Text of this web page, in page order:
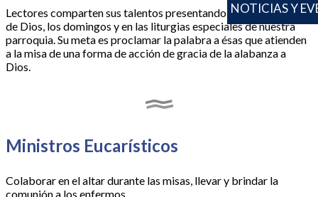
NOTICIAS Y
Lectores comparten sus talentos presentando la palabra diaria
de Dios, los domingos y en las liturgias especiales de nuestra
parroquia. Su meta es proclamar la palabra a ésas que atienden
a la misa de una forma de acción de gracia de la alabanza a
Dios.
Ministros Eucarísticos
Colaborar en el altar durante las misas, llevar y brindar la
comunión a los enfermos.